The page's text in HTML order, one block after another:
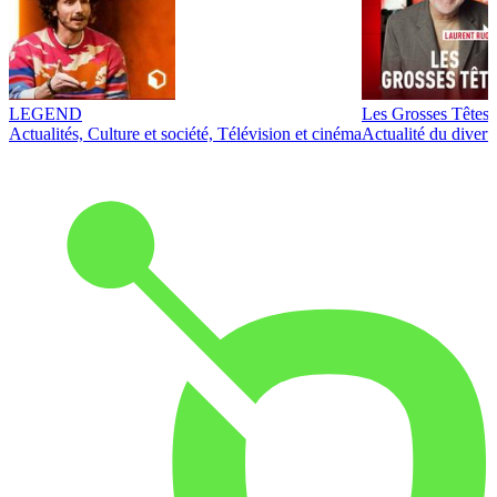
LEGEND
Actualités, Culture et société, Télévision et cinéma
Les Grosses Têtes
Actualité du